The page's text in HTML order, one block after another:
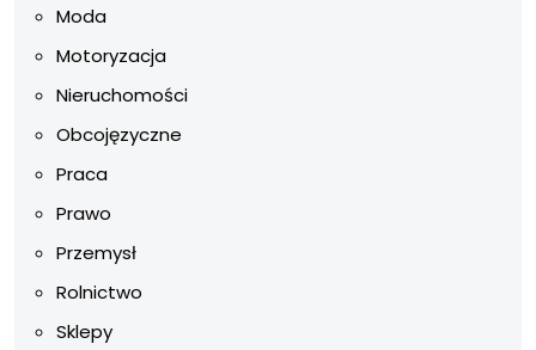
Moda
Motoryzacja
Nieruchomości
Obcojęzyczne
Praca
Prawo
Przemysł
Rolnictwo
Sklepy